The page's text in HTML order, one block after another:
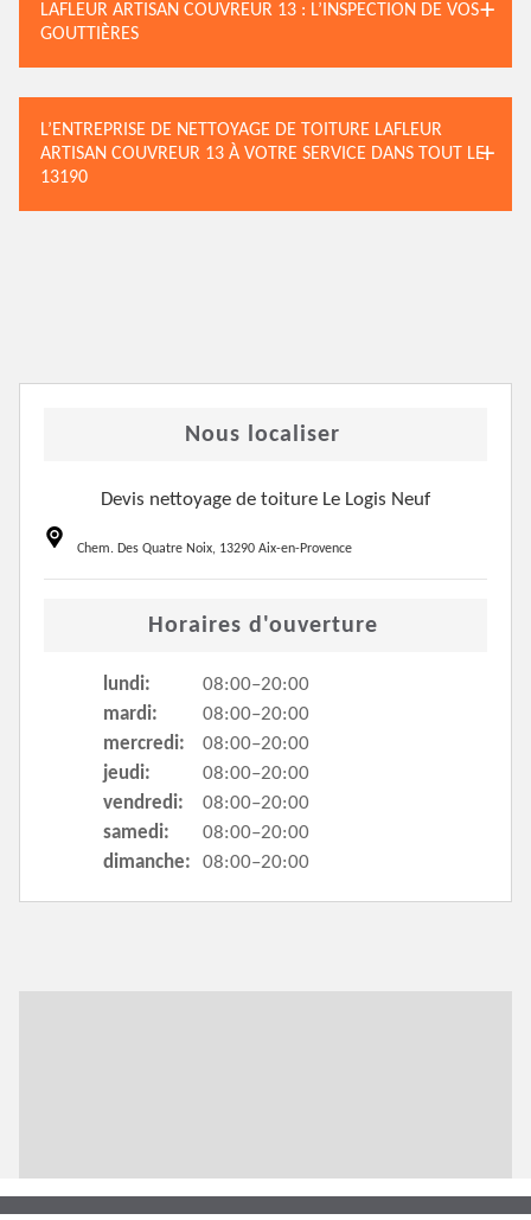
LAFLEUR ARTISAN COUVREUR 13 : L’INSPECTION DE VOS
GOUTTIÈRES
L’ENTREPRISE DE NETTOYAGE DE TOITURE LAFLEUR
ARTISAN COUVREUR 13 À VOTRE SERVICE DANS TOUT LE
13190
Nous localiser
Devis nettoyage de toiture Le Logis Neuf
Chem. Des Quatre Noix, 13290 Aix-en-Provence
Horaires d'ouverture
lundi:
08:00–20:00
mardi:
08:00–20:00
mercredi:
08:00–20:00
jeudi:
08:00–20:00
vendredi:
08:00–20:00
samedi:
08:00–20:00
dimanche:
08:00–20:00